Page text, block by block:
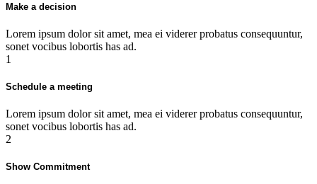
Make a decision
Lorem ipsum dolor sit amet, mea ei viderer probatus consequuntur,
sonet vocibus lobortis has ad.
1
Schedule a meeting
Lorem ipsum dolor sit amet, mea ei viderer probatus consequuntur,
sonet vocibus lobortis has ad.
2
Show Commitment